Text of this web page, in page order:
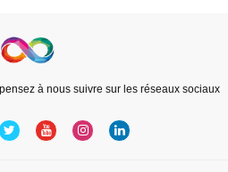
à nous suivre sur les réseaux sociaux